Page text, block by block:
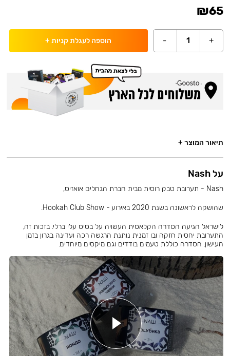
₪65
+
1
- הוספה לעגלת קניות +
תיאור המוצר +
על Nash
Nash - תערובת טבק רוסית מבית חברת הגחלים אואזיס,
שהושקה לראשונה בשנת 2020 באירוע - Hookah Club Show.
לישראל הגיעה הסדרה הקלאסית העשויה על בסיס עלי ברלי. בזכות זה,
התערובת יחסית חזקה ובו זמנית נותנת הרגשה רכה ועדינה בגרון בזמן
העישון. הסדרה כוללת טעמים בודדים וגם מיקסים מיוחדים.